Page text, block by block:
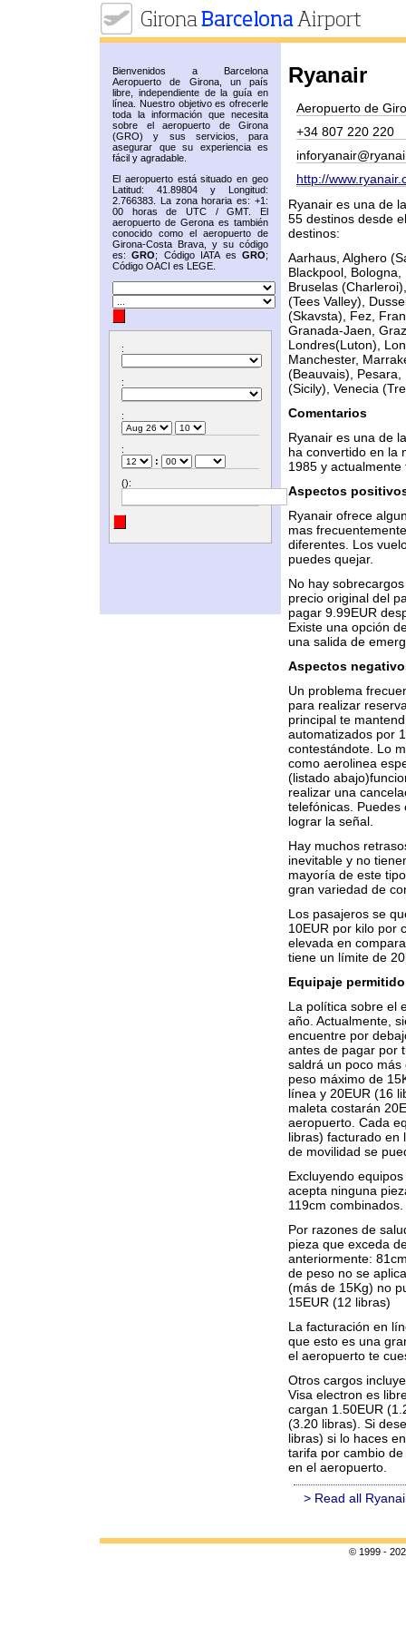
Bienvenidos a Barcelona
Aeropuerto de Girona, un país
libre, independiente de la guía en
línea. Nuestro objetivo es ofrecerle
toda la información que necesita
sobre el aeropuerto de Girona
(GRO) y sus servicios, para
asegurar que su experiencia es
fácil y agradable.
El aeropuerto está situado en geo
Latitud: 41.89804 y Longitud:
2.766383. La zona horaria es: +1:
00 horas de UTC / GMT. El
aeropuerto de Gerona es también
conocido como el aeropuerto de
Girona-Costa Brava, y su código
es:GRO; Código IATA esGRO;
Código OACI es LEGE.
:
:
:
:
:
():
Ryanair
Aeropuerto de
+34 807 220 220
http://
Ryanair es una de
55 destinos desde
destinos:
Aarhaus, Alghero
Blackpool,
Bruselas
(Tees Valley),
(Skavsta), Fez,
Granada-Jaen,
Londres(Luton),
Manchester,
(Beauvais), Pesara,
(Sicily), Venecia
Comentarios
Ryanair es una de
ha convertido en la
1985 y
Aspectos
Ryanair ofrece
mas
diferentes. Los
puedes quejar.
No hay
precio original del
pagar 9.99EUR
Existe una opción
una salida de
Aspectos
Un problema
para realizar
principal te
automatizados por
contestándote. Lo
como aerolinea
(listado
realizar una
telefónicas.
lograr la señal.
Hay muchos
inevitable y no
mayoría de este
gran variedad de
Los pasajeros se
10EUR por kilo por
elevada en
tiene un límite de
Equipaje
La política sobre el
año. Actualmente,
encuentre por
antes de pagar por
saldrá un poco
peso máximo de
línea y 20EUR (16
maleta costarán
aeropuerto. Cada
libras) facturado en
de movilidad se
Excluyendo
acepta ninguna
119cm combinados.
Por razones de
pieza que exceda
anteriormente:
de peso no se
(más de 15Kg) no
15EUR (12 libras)
La facturación en
que esto es una
el aeropuerto te
Otros cargos
Visa electron es
cargan 1.50EUR
(3.20 libras). Si
libras) si lo haces
tarifa por cambio
en el aeropuerto.
> Read all
© 1999 -